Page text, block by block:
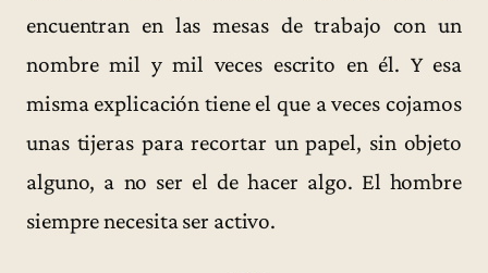
encuentran en las mesas de trabajo con un
nombre mil y mil veces escrito en él. Y esa
misma explicación tiene el que a veces cojamos
unas tijeras para recortar un papel, sin objeto
alguno, a no ser el de hacer algo. El hombre
siempre necesita ser activo.